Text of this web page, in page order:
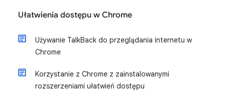
Ułatwienia dostępu w Chrome
Używanie TalkBack do przeglądania internetu w
Chrome
Korzystanie z Chrome z zainstalowanymi
rozszerzeniami ułatwień dostępu